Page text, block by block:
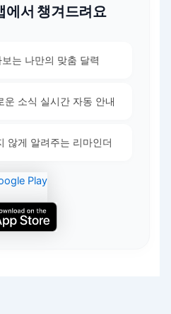
에서 챙겨드려요
는 나만의 맞춤 달력
운 소식 실시간 자동 안내
않게 알려주는 리마인더